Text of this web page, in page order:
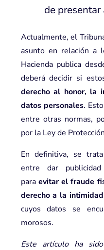
de
Actualmente, el
asunto en relación a
Hacienda publica
deberá decidir si
derecho al honor, la
datos personales.
entre otras normas,
por la Ley de
En definitiva, se
entre dar
para evitar el fraude
derecho a la intimidad
cuyos datos se
morosos.
Este artículo ha